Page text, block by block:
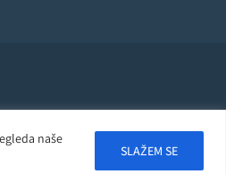
naše
SLAŽEM SE